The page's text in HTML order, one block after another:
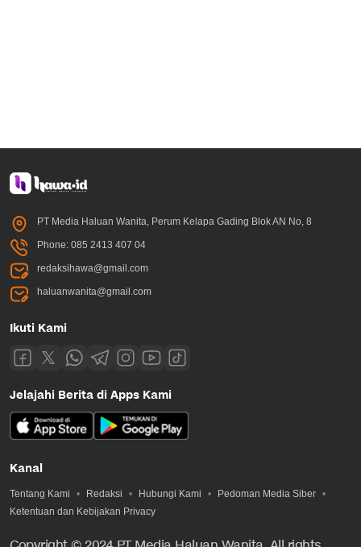
PT Media Haluan Wanita, Perum Kelapa Gading Blok AN No, 8
Phone: 085 2413 407 04
redaksihawa@gmail.com
haluanwanita@gmail.com
Ikuti Kami
Jelajahi Berita di Apps Kami
Kanal
Tentang Kami Redaksi Hubungi Kami
Pedoman Media Siber
Ketentuan dan Kebijakan Privacy